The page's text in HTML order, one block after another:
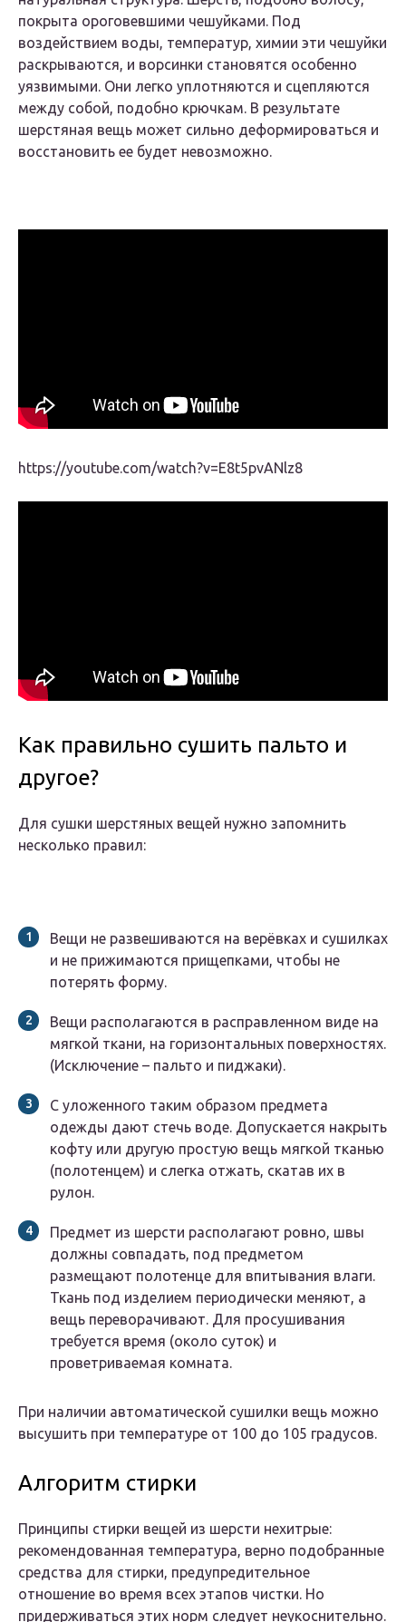
покрыта ороговевшими чешуйками. Под
воздействием воды, температур, химии эти чешуйки
раскрываются, и ворсинки становятся особенно
уязвимыми. Они легко уплотняются и сцепляются
между собой, подобно крючкам. В результате
шерстяная вещь может сильно деформироваться и
восстановить ее будет невозможно.
https://youtube.com/watch?v=E8t5pvANlz8
Как правильно сушить пальто и
другое?
Для сушки шерстяных вещей нужно запомнить
несколько правил:
Вещи не развешиваются на верёвках и сушилках
и не прижимаются прищепками, чтобы не
потерять форму.
Вещи располагаются в расправленном виде на
мягкой ткани, на горизонтальных поверхностях.
(Исключение – пальто и пиджаки).
С уложенного таким образом предмета
одежды дают стечь воде. Допускается накрыть
кофту или другую простую вещь мягкой тканью
(полотенцем) и слегка отжать, скатав их в
рулон.
Предмет из шерсти располагают ровно, швы
должны совпадать, под предметом
размещают полотенце для впитывания влаги.
Ткань под изделием периодически меняют, а
вещь переворачивают. Для просушивания
требуется время (около суток) и
проветриваемая комната.
При наличии автоматической сушилки вещь можно
высушить при температуре от 100 до 105 градусов.
Алгоритм стирки
Принципы стирки вещей из шерсти нехитрые:
рекомендованная температура, верно подобранные
средства для стирки, предупредительное
отношение во время всех этапов чистки. Но
придерживаться этих норм следует неукоснительно.